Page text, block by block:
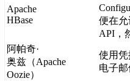
Apache
HBase
便在
API，
阿帕奇·
奥兹（Apache
Oozie）
使用凭
电子邮